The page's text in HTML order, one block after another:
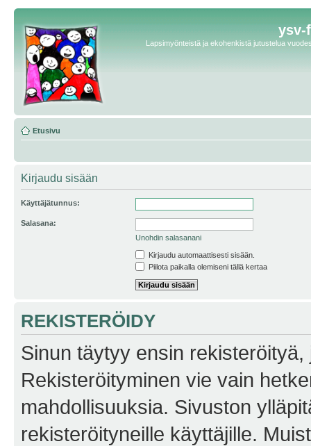
ysv-
Lapsimyönteistä ja ekohenkistä jutustelua
Etusivu
Kirjaudu sisään
Käyttäjätunnus:
Salasana:
Unohdin salasanani
Kirjaudu automaattisesti sisään.
Piilota paikalla olemiseni tällä kertaa
REKISTERÖIDY
Sinun täytyy ensin
Rekisteröityminen vie vain
mahdollisuuksia. Sivuston
rekisteröityneille käyttäjille.